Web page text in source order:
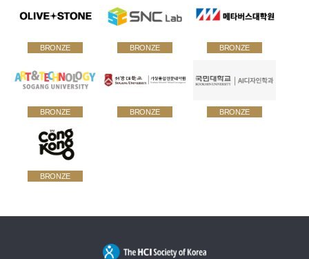
BRONZE BRONZE BRONZE
BRONZE BRONZE BRONZE
BRONZE